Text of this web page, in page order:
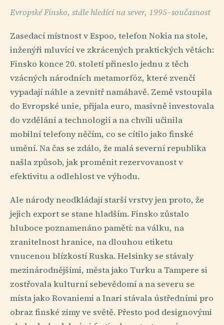
Evropské Finsko, stále hledící na sever, 1995–současnost
Zasedací místnost v Espoo, telefon Nokia na stole,
inženýři mluvící ve zkrácených praktických větách:
Finsko konce 20. století přineslo jednu z těch
vzácných národních metamorfóz, které zvenčí
vypadají náhle a zevnitř namáhavě. Země vstoupila
do Evropské unie, přijala euro, masivně investovala
do vzdělání a technologií a na chvíli učinila
mobilní telefony něčím, co se cítilo jako finské
umění. Na čas se zdálo, že malá severní republika
našla způsob, jak proměnit rezervovanost v
efektivitu a odlehlost ve výhodu.
Ale národy neodkládají starší vrstvy jen proto, že
jejich export se stane hladším. Finsko zůstalo
hluboce poznamenáno pamětí: na válku, na
zranitelnost hranice, na dlouhou etiketu
vnucenou blízkostí Ruska. Helsinky se stávaly
mezinárodnějšími, města jako Turku a Tampere si
zostřovala kulturní sebevědomí a na severu se
místa jako Rovaniemi a Inari stávala ústředními pro
obraz finské zimy ve světě. Přesto pod designovými